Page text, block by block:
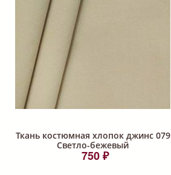
Ткань костюмная хлопок джинс 079
Светло-бежевый
750 ₽